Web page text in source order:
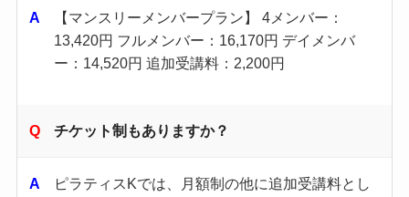
【マンスリーメンバープラン】 4メンバー：
13,420円 フルメンバー：16,170円 デイメンバ
ー：14,520円 追加受講料：2,200円
チケット制もありますか？
ピラティスKでは、月額制の他に追加受講料とし